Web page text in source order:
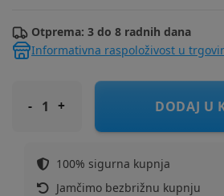
Otprema: 3 do 8 radnih dana
Informativna raspoloživost u
MAM duda varalica - silikon Night 2-6
DODAJ U
100% sigurna kupnja
Jamčimo bezbrižnu kupnju